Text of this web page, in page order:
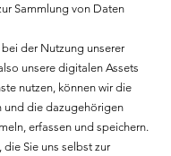
Sammlung von Daten
der Nutzung unserer
unsere digitalen Assets
nutzen, können wir die
und die dazugehörigen
erfassen und speichern.
Sie uns selbst zur